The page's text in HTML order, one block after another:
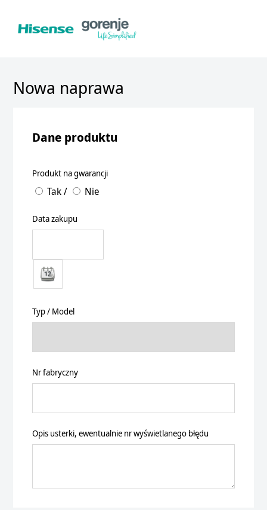
Nowa naprawa
Dane produktu
Produkt na gwarancji
Tak/ Nie
Data zakupu
Typ / Model
Nr fabryczny
Opis usterki, ewentualnie nr wyświetlanego błędu